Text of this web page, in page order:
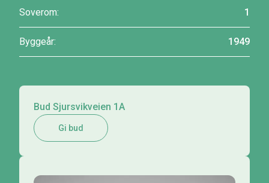
Soverom: 1
Byggeår: 1949
Bud Sjursvikveien 1A
Gi bud